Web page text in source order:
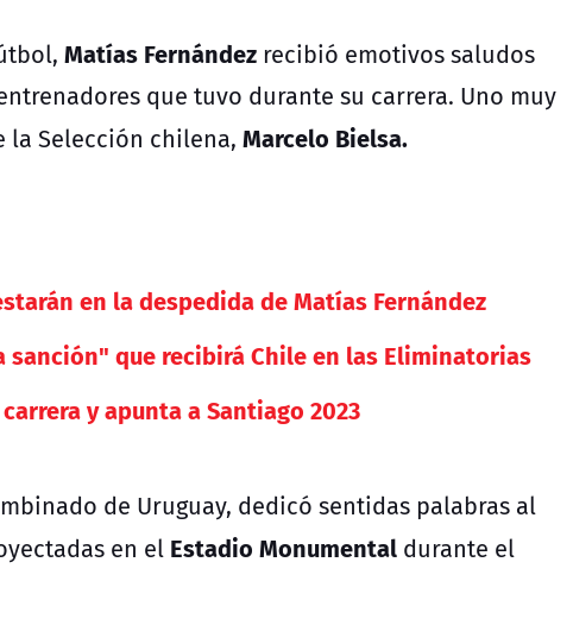
Matías Fernández recibió emotivos saludos
que tuvo durante su carrera. Uno muy
la Selección chilena, Marcelo Bielsa.
en la despedida de Matías Fernández
sanción" que recibirá Chile en las Eliminatorias
y apunta a Santiago 2023
de Uruguay, dedicó sentidas palabras al
en el Estadio Monumental durante el